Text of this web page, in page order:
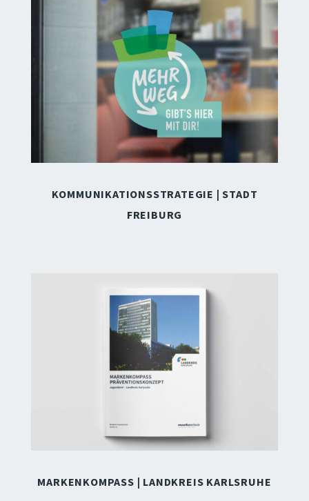
KOMMUNIKATIONSSTRATEGIE | STADT
FREIBURG
MARKENKOMPASS | LANDKREIS KARLSRUHE